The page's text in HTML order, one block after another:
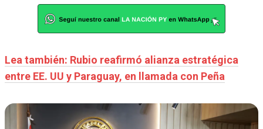
Lea también: Rubio reafirmó alianza estratégica
entre EE. UU y Paraguay, en llamada con Peña